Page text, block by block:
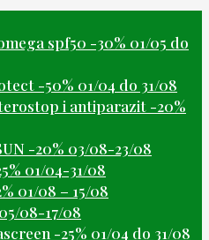
spf50 -30% 01/05 do
-50% 01/04 do 31/08
i antiparazit -20%
-20% 03/08-23/08
01/04-31/08
01/08 – 15/08
08-17/08
-25% 01/04 do 31/08